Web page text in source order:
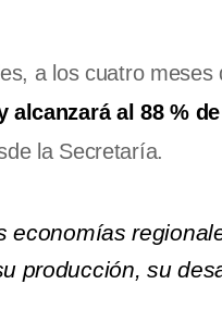
a los cuatro meses
al 88 %
la Secretaría.
economías
producción, su